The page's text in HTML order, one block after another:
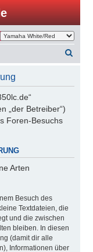
„der Betreiber“)
Foren-Besuchs
Arten
Besuch des
Textdateien, die
und die zwischen
bleiben. In diesen
(damit dir alle
Informationen über